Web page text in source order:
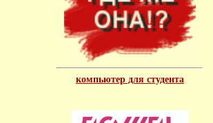
компьютер для студента